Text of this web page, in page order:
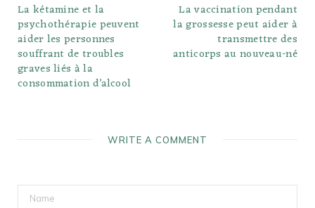
La kétamine et la
psychothérapie peuvent
aider les personnes
souffrant de troubles
graves liés à la
consommation d’alcool
La vaccination pendant
la grossesse peut aider à
transmettre des
anticorps au nouveau-né
WRITE A COMMENT